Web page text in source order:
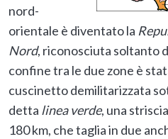
nord-
orientale è diventato la
Nord, riconosciuta soltanto
confine tra le due zone è
cuscinetto demilitarizzata
detta linea verde, una
180 km, che taglia in due